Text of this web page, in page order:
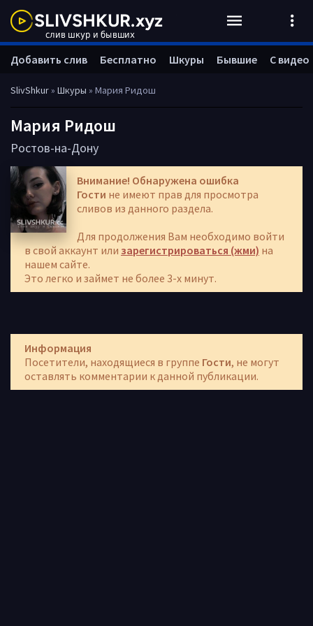
SlivShkur» Шкуры » Мария Ридош
Мария Ридош
Ростов-на-Дону
Внимание! Обнаружена ошибка
Гости не имеют прав для просмотра
сливов из данного раздела.
Для продолжения Вам необходимо войти
в свой аккаунт или зарегистрироваться (жми) на
нашем сайте.
Это легко и займет не более 3-х минут.
Информация
Посетители, находящиеся в группе Гости, не могут
оставлять комментарии к данной публикации.
Добавить слив Бесплатно Шкуры Бывшие С видео